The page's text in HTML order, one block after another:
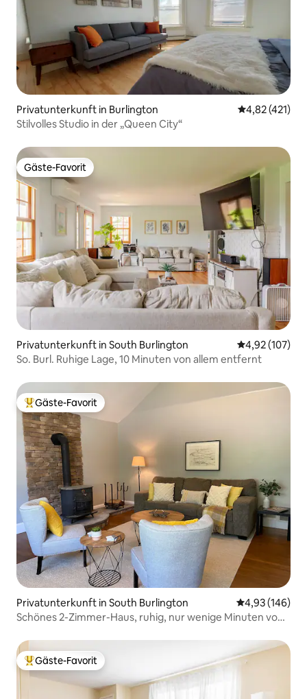
Privatunterkunft in Burlington
4,82 (421)
Stilvolles Studio in der „Queen City“
Gäste-Favorit
Gäste-Favorit
Privatunterkunft in South Burlington
4,92 (107)
So. Burl. Ruhige Lage, 10 Minuten von allem entfernt
Beliebter Gäste-Favorit.
Gäste-Favorit
Privatunterkunft in South Burlington
4,93 (146)
Schönes 2-Zimmer-Haus, ruhig, nur wenige Minuten von
Beliebter Gäste-Favorit.
Gäste-Favorit